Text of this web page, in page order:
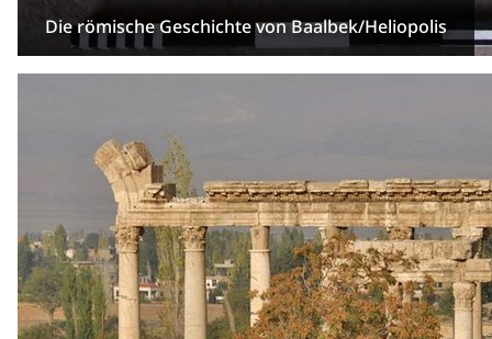
Die römische Geschichte von Baalbek/Heliopolis